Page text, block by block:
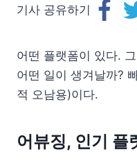
기사 공유하기
어떤 플랫폼이 있다.
어떤 일이 생겨날까?
적 오남용)이다.
어뷰징, 인기 플